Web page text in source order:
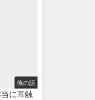
俺の話
に耳触